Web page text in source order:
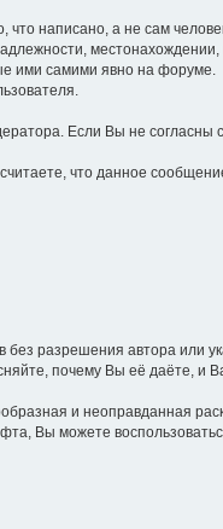
написано, а не сам
ими самими явно на форуме.
Если Вы не
что данное
разрешения автора или
почему Вы её даёте, и
и неоправданная
Вы можете